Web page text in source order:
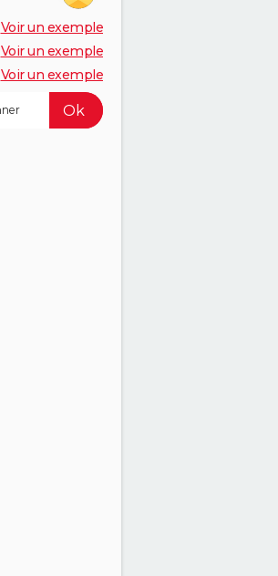
Voir un exemple
Voir un exemple
Voir un exemple